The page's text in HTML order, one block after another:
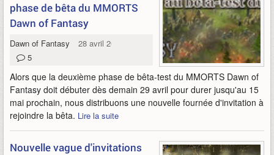
phase de bêta du MMORTS
Dawn of Fantasy
Dawn of Fantasy
28 avril 2011
5
Alors que la deuxième phase de bêta-test du MMORTS Dawn of
Fantasy doit débuter dès demain 29 avril pour durer jusqu'au 15
mai prochain, nous distribuons une nouvelle fournée d'invitation à
rejoindre la bêta. Lire la suite
Nouvelle vague d'invitations